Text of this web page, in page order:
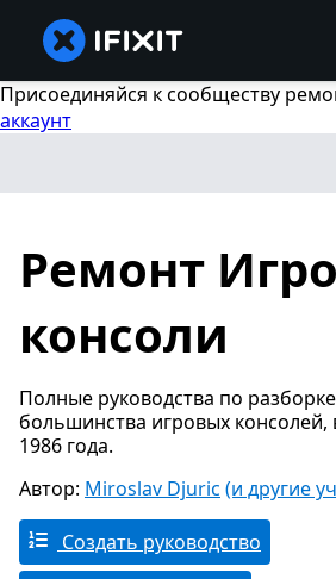
Присоединяйся к сообществу
аккаунт
Ремонт
консоли
Полные руководства по
большинства игровых
1986 года.
Автор: Miroslav Djuric (и другие
Создать руководство